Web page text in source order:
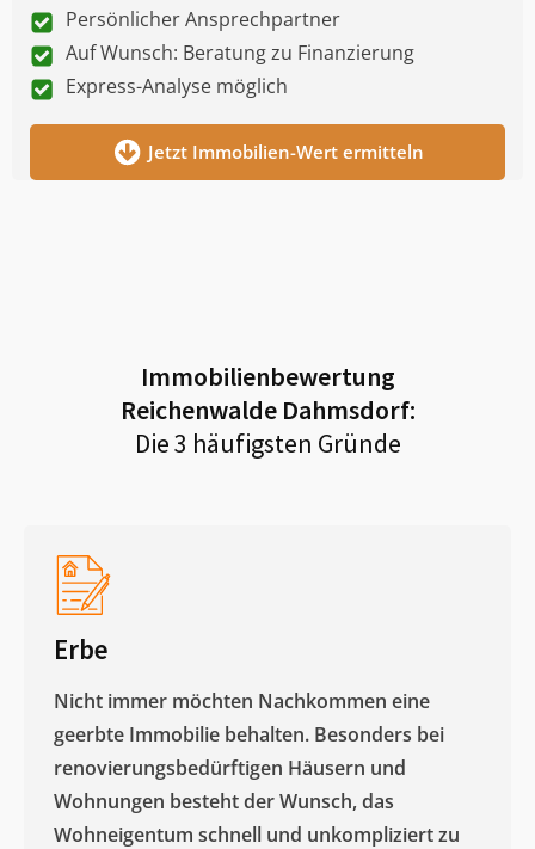
Persönlicher Ansprechpartner
Auf Wunsch: Beratung zu Finanzierung
Express-Analyse möglich
Jetzt Immobilien-Wert ermitteln
Immobilienbewertung
Reichenwalde Dahmsdorf:
Die 3 häufigsten Gründe
Erbe
Nicht immer möchten Nachkommen eine
geerbte Immobilie behalten. Besonders bei
renovierungsbedürftigen Häusern und
Wohnungen besteht der Wunsch, das
Wohneigentum schnell und unkompliziert zu